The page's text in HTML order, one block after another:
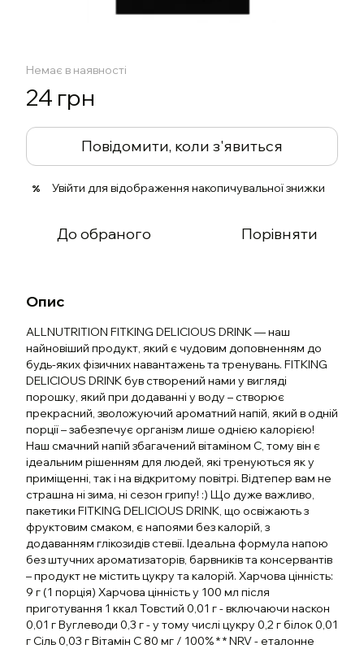
Немає в наявності
24 грн
Повідомити, коли з'явиться
% Увійти для відображення накопичувальної знижки
До обраного Порівняти
Опис
ALLNUTRITION FITKING DELICIOUS DRINK — наш
найновіший продукт, який є чудовим доповненням до
будь-яких фізичних навантажень та тренувань. FITKING
DELICIOUS DRINK був створений нами у вигляді
порошку, який при додаванні у воду – створює
прекрасний, зволожуючий ароматний напій, який в одній
порції – забезпечує організм лише однією калорією!
Наш смачний напій збагачений вітаміном С, тому він є
ідеальним рішенням для людей, які тренуються як у
приміщенні, так і на відкритому повітрі. Відтепер вам не
страшна ні зима, ні сезон грипу! :) Що дуже важливо,
пакетики FITKING DELICIOUS DRINK, що освіжають з
фруктовим смаком, є напоями без калорій, з
додаванням глікозидів стевії. Ідеальна формула напою
без штучних ароматизаторів, барвників та консервантів
– продукт не містить цукру та калорій. Харчова цінність:
9 г (1 порція) Харчова цінність у 100 мл після
приготування 1 ккал Товстий 0,01 г - включаючи наскон
0,01 г Вуглеводи 0,3 г - у тому числі цукру 0,2 г білок 0,01
г Сіль 0,03 г Вітамін С 80 мг / 100% * * NRV - еталонне